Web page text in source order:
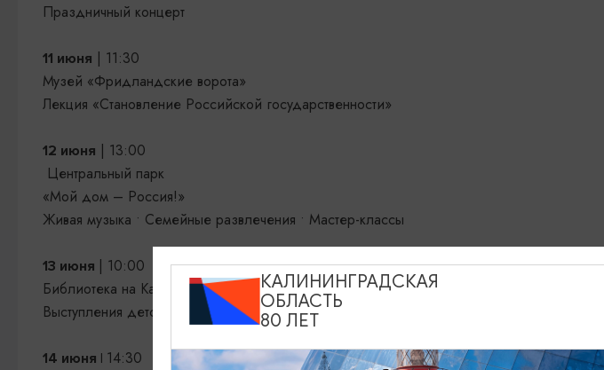
Праздничный концерт
11 июня | 11:30
Музей «Фридландские ворота»
Лекция «Становление Российской государственности»
12 июня | 13:00
Центральный парк
«Мой дом – Россия!»
Живая музыка • Семейные развлечения • Мастер-классы
13 июня | 10:00
Библиотека на Карамзина
Выступления детских коллективов «Хамелеошки и КО» и «База чудес»
14 июня | 14:30
КАЛИНИНГРАДСКАЯ
ОБЛАСТЬ
80 ЛЕТ